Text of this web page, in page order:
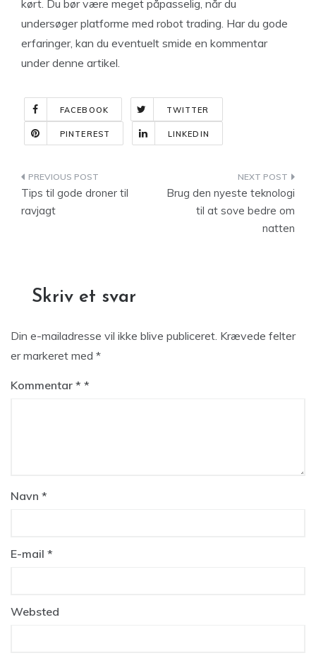
kørt. Du bør være meget påpasselig, når du
undersøger platforme med robot trading. Har du gode
erfaringer, kan du eventuelt smide en kommentar
under denne artikel.
FACEBOOK TWITTER
PINTEREST LINKEDIN
Indlægsnavigation
Tips til gode droner til
ravjagt
Brug den nyeste teknologi
til at sove bedre om
natten
Skriv et svar
Din e-mailadresse vil ikke blive publiceret. Krævede felter
er markeret med *
Kommentar *
Navn *
E-mail *
Websted